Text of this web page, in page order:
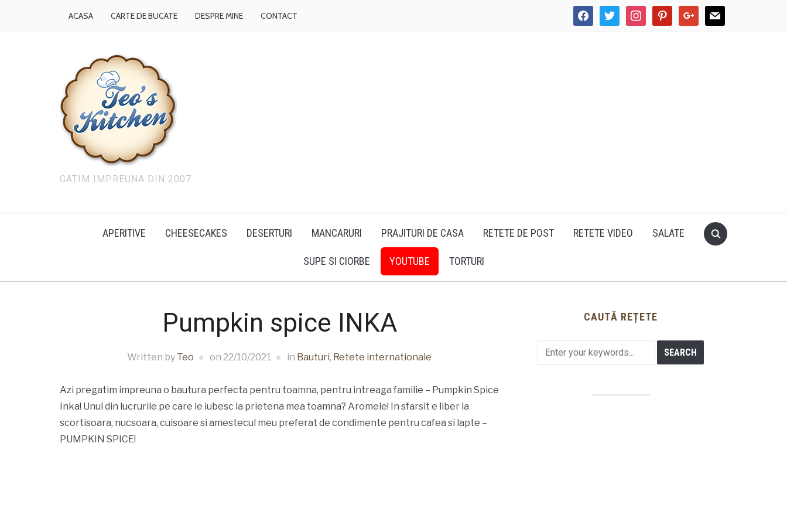
facebooktwitter instagrampinterestgoogle mail
ACASA CARTE DE BUCATE DESPRE MINE CONTACT
GATIM IMPREUNA DIN 2007
APERITIVE CHEESECAKES DESERTURI MANCARURI PRAJITURI DE CASA RETETE DE POST RETETE VIDEO SALATE
SUPE SI CIORBE YOUTUBE TORTURI
Pumpkin spice INKA
Written by Teo on 22/10/2021 in Bauturi, Retete internationale
Azi pregatim impreuna o bautura perfecta pentru toamna, pentru intreaga familie – Pumpkin Spice
Inka! Unul din lucrurile pe care le iubesc la prietena mea toamna? Aromele! In sfarsit e liber la
scortisoara, nucsoara, cuisoare si amestecul meu preferat de condimente pentru cafea si lapte –
PUMPKIN SPICE!
CAUTĂ REȚETE